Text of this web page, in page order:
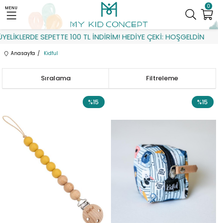
SEPETTE 100 TL İNDİRİM! HEDİYE ÇEKİ: HOŞGELDİN
0
MENU
Anasayfa Kidful
Filtreleme
Sıralama
%15 %15